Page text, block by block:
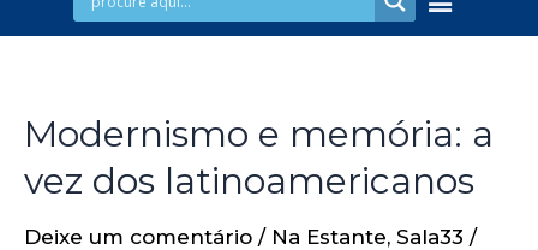
Modernismo e memória: a
vez dos latinoamericanos
Deixe um comentário / Na Estante, Sala33 /